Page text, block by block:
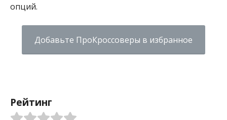
опций.
Добавьте ПроКроссоверы в избранное
Рейтинг